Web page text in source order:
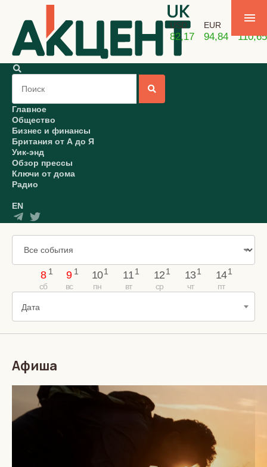
USD
82,17
EUR
94,84 110,65
Главное
Общество
Бизнес и финансы
Британия от А до Я
Уик-энд
Обзор прессы
Ключи от дома
Радио
EN
8 9 10 11 12 13 14
Дата
Афиша